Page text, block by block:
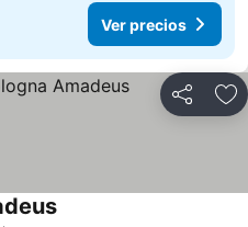
Ver precios
Compartir
Ver precios